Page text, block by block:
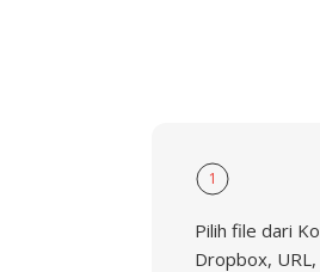
1
Pilih file dari
Dropbox,